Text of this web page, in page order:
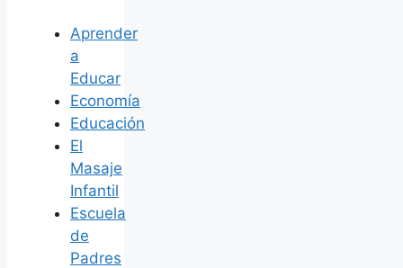
Aprender
a
Educar
Economía
Educación
El
Masaje
Infantil
Escuela
de
Padres